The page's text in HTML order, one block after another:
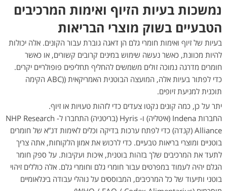
נמשכות בעיות הזיוף ואימות המרכיבים
הטבעיים בשוק מוצרי הבריאות
בעיות של זיוף ואימות חומרי גלם הן דאגה גוברת עבור הקונים. אלה יכולות
להיות מכוונת, כאשר נעשה שימוש במינים קרובים קשורים, או כאשר
חומרים מדרגה נמוכה זולים משמשים להחליף תחליפים פופולריים יקרים.
כדי לפתור בעיות אלה, המועצה הבוטנית האמריקאית ((ABC הקימה
תוכנית למניעת זיופים.
יתר על כן, כמה קונים נקטו צעדים כדי לזהות טעויות או זיוף.
החברות Indena (איטליה) ו- Hyris (בריטניה) התחברו ל- NHP Research
Alliance (קנדה) כדי לפתח ערכות בדיקה וכלים לאימות דנ”א של חומרים
בוטניים ומוצרי בריאות טבעיים. כדי לרכוש את אמון הלקוחות, אתה צריך
לתעד את המרכיבים שלך בזהות בוטנית, איכות ועקיבות. על ספק חומר
הגלם יהיה לעמוד במפרטים עבור חומרי גלם וחומרי גלם. אלה כוללים זיהוי
בוטני ותיעוד של כל המרכיבים, המבוססים על נוהלי עבודה בינלאומיים